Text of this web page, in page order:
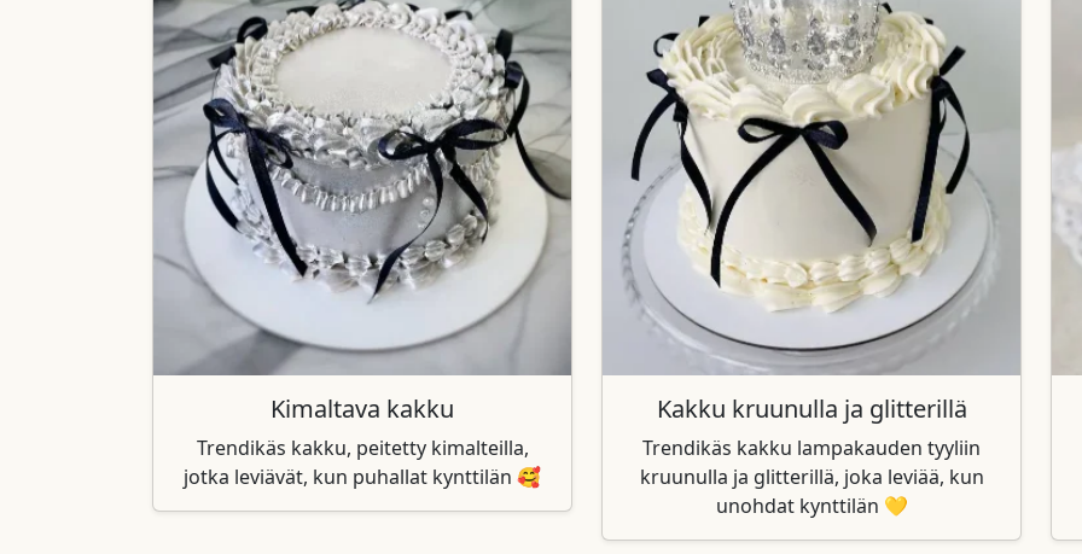
Kimaltava kakku
Trendikäs kakku, peitetty kimalteilla,
jotka leviävät, kun puhallat kynttilän 🥰
Kakku kruunulla ja glitterillä
Trendikäs kakku lampakauden tyyliin
kruunulla ja glitterillä, joka leviää, kun
unohdat kynttilän 💛